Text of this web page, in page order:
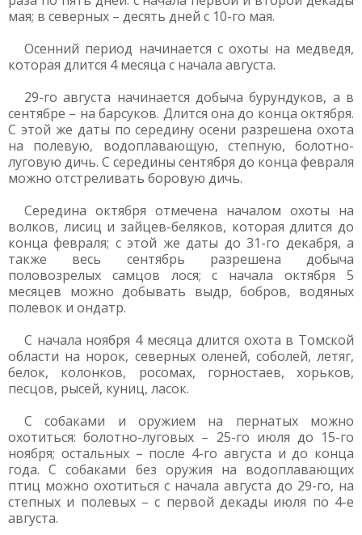
мая; в северных – десять дней с 10-го мая.
Осенний период начинается с охоты на медведя,
которая длится 4 месяца с начала августа.
29-го августа начинается добыча бурундуков, а в
сентябре – на барсуков. Длится она до конца октября.
С этой же даты по середину осени разрешена охота
на полевую, водоплавающую, степную, болотно-
луговую дичь. С середины сентября до конца февраля
можно отстреливать боровую дичь.
Середина октября отмечена началом охоты на
волков, лисиц и зайцев-беляков, которая длится до
конца февраля; с этой же даты до 31-го декабря, а
также весь сентябрь разрешена добыча
половозрелых самцов лося; с начала октября 5
месяцев можно добывать выдр, бобров, водяных
полевок и ондатр.
С начала ноября 4 месяца длится охота в Томской
области на норок, северных оленей, соболей, летяг,
белок, колонков, росомах, горностаев, хорьков,
песцов, рысей, куниц, ласок.
C собаками и оружием на пернатых можно
охотиться: болотно-луговых – 25-го июля до 15-го
ноября; остальных – после 4-го августа и до конца
года. С собаками без оружия на водоплавающих
птиц можно охотиться с начала августа до 29-го, на
степных и полевых – с первой декады июля по 4-е
августа.